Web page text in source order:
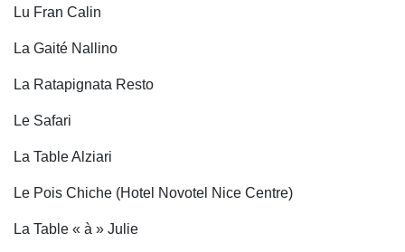
Lu Fran Calin
La Gaité Nallino
La Ratapignata Resto
Le Safari
La Table Alziari
Le Pois Chiche (Hotel Novotel Nice Centre)
La Table « à » Julie